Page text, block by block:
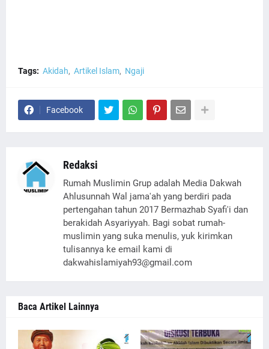
Tags: Akidah Artikel Islam Ngaji
Facebook
Redaksi
Rumah Muslimin Grup adalah Media Dakwah
Ahlusunnah Wal jama'ah yang berdiri pada
pertengahan tahun 2017 Bermazhab Syafi'i dan
berakidah Asyariyyah. Bagi sobat rumah-
muslimin yang suka menulis, yuk kirimkan
tulisannya ke email kami di
dakwahislamiyah93@gmail.com
Baca Artikel Lainnya